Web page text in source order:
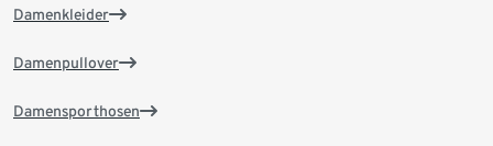
Damenkleider
Damenpullover
Damensporthosen